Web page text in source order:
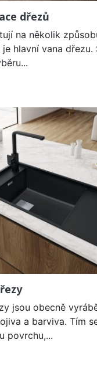
dřezů
na několik
je hlavní vana dřezu.
jsou obecně
a barviva. Tím
povrchu,...